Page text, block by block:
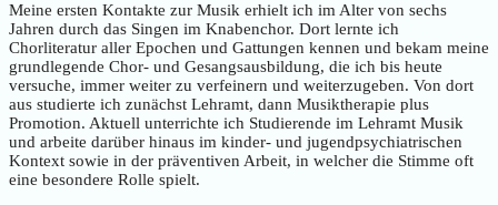
Meine ersten Kontakte zur Musik erhielt ich im Alter von sechs
Jahren durch das Singen im Knabenchor. Dort lernte ich
Chorliteratur aller Epochen und Gattungen kennen und bekam meine
grundlegende Chor- und Gesangsausbildung, die ich bis heute
versuche, immer weiter zu verfeinern und weiterzugeben. Von dort
aus studierte ich zunächst Lehramt, dann Musiktherapie plus
Promotion. Aktuell unterrichte ich Studierende im Lehramt Musik
und arbeite darüber hinaus im kinder- und jugendpsychiatrischen
Kontext sowie in der präventiven Arbeit, in welcher die Stimme oft
eine besondere Rolle spielt.